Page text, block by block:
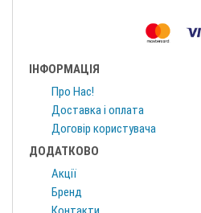
ІНФОРМАЦІЯ
Про Нас!
Доставка і оплата
Договір користувача
ДОДАТКОВО
Акції
Бренд